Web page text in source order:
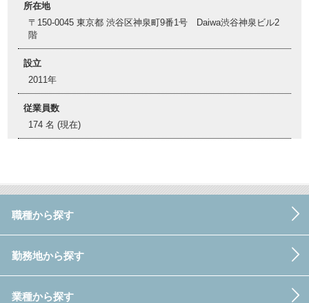
所在地
〒150-0045 東京都 渋谷区神泉町9番1号 Daiwa渋谷神泉ビル2
階
設立
2011年
従業員数
174 名 (現在)
職種から探す
勤務地から探す
業種から探す